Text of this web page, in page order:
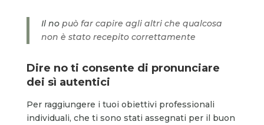
Il no può far capire agli altri che qualcosa
non è stato recepito correttamente
Dire no ti consente di pronunciare
dei sì autentici
Per raggiungere i tuoi obiettivi professionali
individuali, che ti sono stati assegnati per il buon